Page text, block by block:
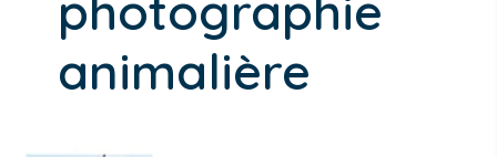
animalière